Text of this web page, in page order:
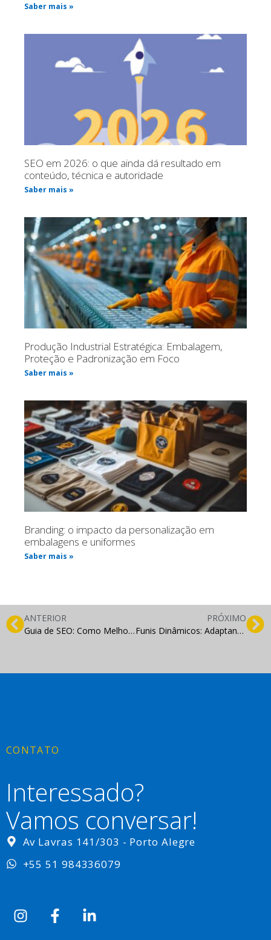
Saber mais »
SEO em 2026: o que ainda dá resultado em
conteúdo, técnica e autoridade
Saber mais »
Produção Industrial Estratégica: Embalagem,
Proteção e Padronização em Foco
Saber mais »
Branding: o impacto da personalização em
embalagens e uniformes
Saber mais »
ANTERIOR
Guia de SEO: Como Melhorar o Posicionamento do Seu Site no Google
PRÓXIMO
Funis Dinâmicos: Adaptando Estratégias Em Tempo Real Com IA
CONTATO
Interessado?
Vamos conversar!
Av Lavras 141/303 - Porto Alegre
+55 51 984336079